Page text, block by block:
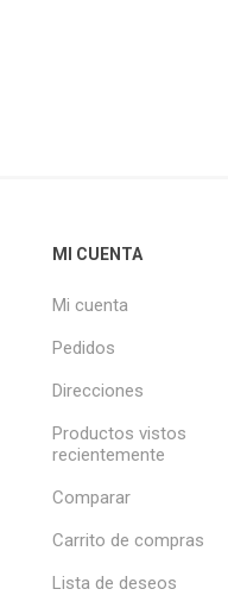
MI CUENTA
Mi cuenta
Pedidos
Direcciones
Productos vistos
recientemente
Comparar
Carrito de compras
Lista de deseos